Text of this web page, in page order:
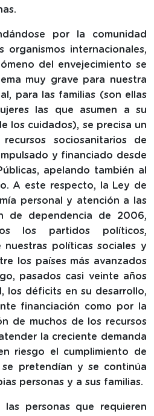
por la comunidad
internacionales,
del envejecimiento se
muy grave para nuestra
para las familias (son ellas
las que asumen a su
los cuidados), se precisa un
sociosanitarios de
y financiado desde
apelando también al
A este respecto, la Ley de
personal y atención a las
de dependencia de 2006,
los partidos políticos,
políticas sociales y
los países más avanzados
pasados casi veinte años
los déficits en su desarrollo,
financiación como por la
de muchos de los recursos
la creciente demanda
riesgo el cumplimiento de
se pretendían y se continúa
personas y a sus familias.
las personas que requieren